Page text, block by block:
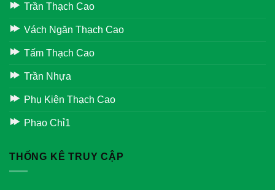
Trần Thạch Cao
Vách Ngăn Thạch Cao
Tấm Thạch Cao
Trần Nhựa
Phụ Kiện Thạch Cao
Phao Chỉ1
THỐNG KÊ TRUY CẬP